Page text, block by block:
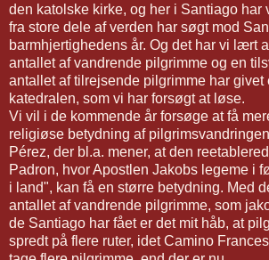
den katolske kirke, og her i Santiago har
fra store dele af verden har søgt mod
barmhjertighedens år. Og det har vi lært
antallet af vandrende pilgrimme og en
antallet af tilrejsende pilgrimme har givet
katedralen, som vi har forsøgt at løse.
Vi vil i de kommende år forsøge at få
religiøse betydning af
Pérez, der bl.a. mener, at den
Padron, hvor Apostlen Jakobs legeme i
i land", kan få en større betydning. Med
antallet af vandrende pilgrimme, som
de Santiago har fået er det mit håb, at
spredt på flere ruter, idet Camino